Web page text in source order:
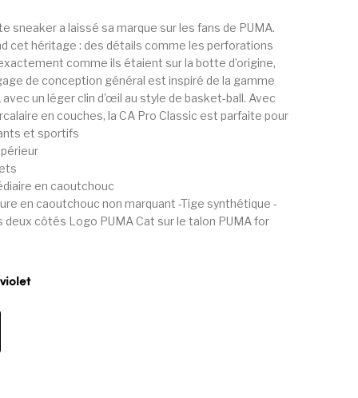
sneaker a laissé sa marque sur les fans de PUMA.
cet héritage : des détails comme les perforations
comme ils étaient sur la botte d’origine,
de conception général est inspiré de la gamme
avec un léger clin d’œil au style de basket-ball. Avec
en couches, la CA Pro Classic est parfaite pour
et sportifs
en caoutchouc
en caoutchouc non marquant -Tige synthétique -
deux côtés Logo PUMA Cat sur le talon PUMA for